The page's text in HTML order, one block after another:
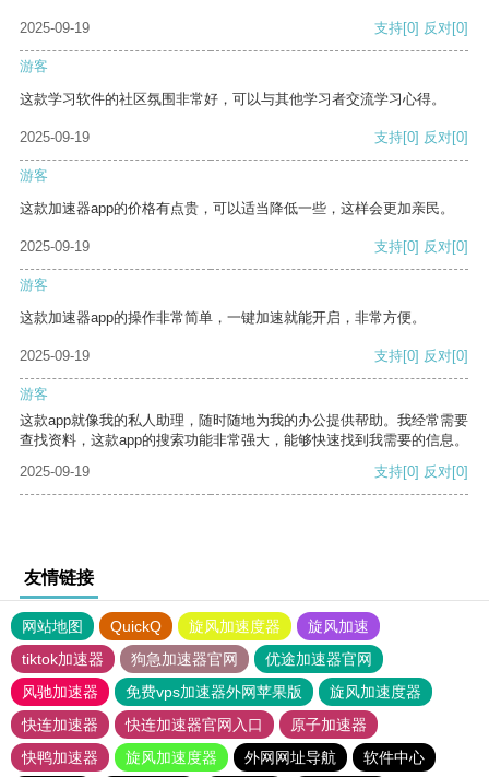
2025-09-19 支持[0] 反对[0]
游客
这款学习软件的社区氛围非常好，可以与其他学习者交流学习心得。
2025-09-19 支持[0] 反对[0]
游客
这款加速器app的价格有点贵，可以适当降低一些，这样会更加亲民。
2025-09-19 支持[0] 反对[0]
游客
这款加速器app的操作非常简单，一键加速就能开启，非常方便。
2025-09-19 支持[0] 反对[0]
游客
这款app就像我的私人助理，随时随地为我的办公提供帮助。我经常需要
查找资料，这款app的搜索功能非常强大，能够快速找到我需要的信息。
2025-09-19
支持[0] 反对[0]
友情链接
网站地图 QuickQ 旋风加速度器
旋风加速
tiktok加速器
狗急加速器官网
优途加速器官网
风驰加速器
免费vps加速器外网苹果版
旋风加速度器
快连加速器
快连加速器官网入口
原子加速器
快鸭加速器
旋风加速度器 外网网址导航
软件中心